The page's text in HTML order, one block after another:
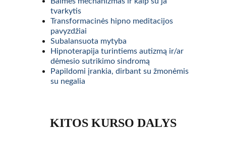
tvarkytis
Transformacinės hipno meditacijos
pavyzdžiai
Subalansuota mytyba
Hipnoterapija turintiems autizmą ir/ar
dėmesio sutrikimo sindromą
Papildomi įrankia, dirbant su žmonėmis
su negalia
KITOS KURSO DALYS